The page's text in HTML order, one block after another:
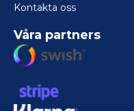
Kontakta oss
Våra partners